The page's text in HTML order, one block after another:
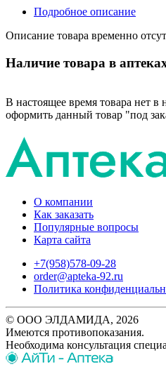
Подробное описание
Описание товара временно
Наличие товара в
В настоящее время товара нет
оформить данный товар "под
О компании
Как заказать
Популярные вопросы
Карта сайта
+7(958)578-09-28
order@apteka-92.ru
Политика
© ООО ЭЛДАМИДА, 2026
Имеются противопоказания.
Необходима консультация